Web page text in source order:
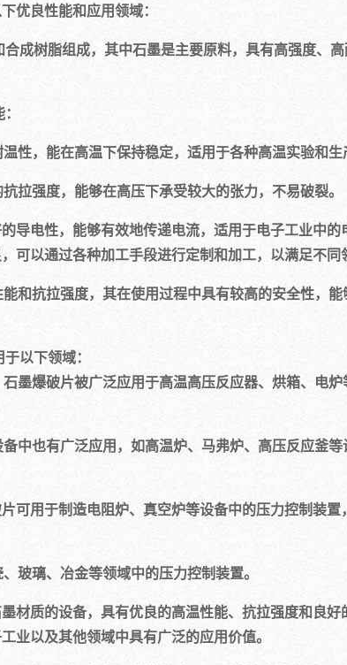
优良性能和应用领域：
成树脂组成，其中石墨是主要原料，具有高强度、
性，能在高温下保持稳定，适用于各种高温实验和生
拉强度，能够在高压下承受较大的张力，不易破裂。
导电性，能够有效地传递电流，适用于电子工业中的
可以通过各种加工手段进行定制和加工，以满足不同
和抗拉强度，其在使用过程中具有较高的安全性，
以下领域：
墨爆破片被广泛应用于高温高压反应器、烘箱、电
中也有广泛应用，如高温炉、马弗炉、高压反应釜
可用于制造电阻炉、真空炉等设备中的压力控制装置
玻璃、冶金等领域中的压力控制装置。
材质的设备，具有优良的高温性能、抗拉强度和良好
业以及其他领域中具有广泛的应用价值。